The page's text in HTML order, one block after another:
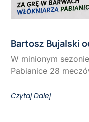
Bartosz Bujalski
W minionym
Pabianice 28
Czytaj Dalej